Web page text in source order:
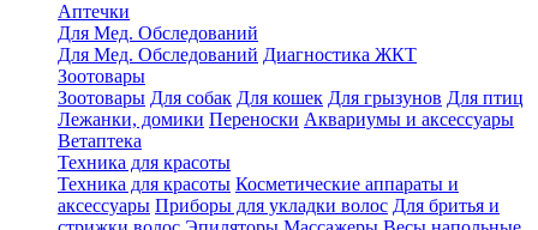
Аптечки
Для Мед. Обследований
Для Мед. Обследований Диагностика ЖКТ
Зоотовары
Зоотовары Для собак Для кошек Для грызунов Для птиц
Лежанки, домики Переноски Аквариумы и аксессуары
Ветаптека
Техника для красоты
Техника для красоты Косметические аппараты и
аксессуары Приборы для укладки волос Для бритья и